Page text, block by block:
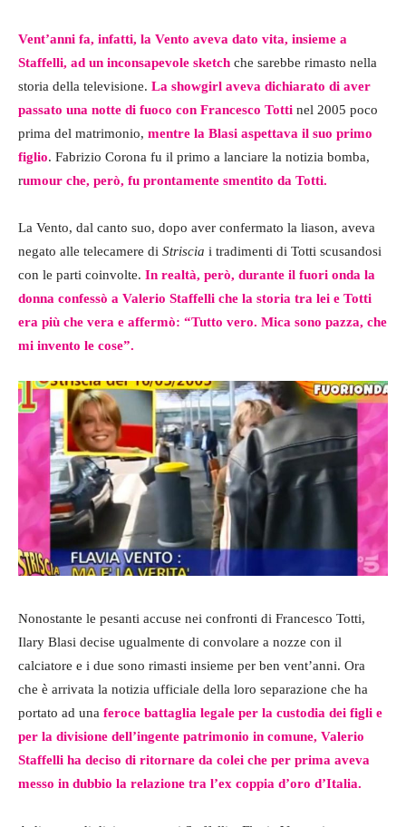
Vent’anni fa, infatti, la Vento aveva dato vita, insieme a
Staffelli, ad un inconsapevole sketch che sarebbe rimasto nella
storia della televisione. La showgirl aveva dichiarato di aver
passato una notte di fuoco con Francesco Totti nel 2005 poco
prima del matrimonio, mentre la Blasi aspettava il suo primo
figlio. Fabrizio Corona fu il primo a lanciare la notizia bomba,
rumour che, però, fu prontamente smentito da Totti.
La Vento, dal canto suo, dopo aver confermato la liason, aveva
negato alle telecamere di Striscia i tradimenti di Totti scusandosi
con le parti coinvolte. In realtà, però, durante il fuori onda la
donna confessò a Valerio Staffelli che la storia tra lei e Totti
era più che vera e affermò: “Tutto vero. Mica sono pazza, che
mi invento le cose”.
Nonostante le pesanti accuse nei confronti di Francesco Totti,
Ilary Blasi decise ugualmente di convolare a nozze con il
calciatore e i due sono rimasti insieme per ben vent’anni. Ora
che è arrivata la notizia ufficiale della loro separazione che ha
portato ad una feroce battaglia legale per la custodia dei figli e
per la divisione dell’ingente patrimonio in comune, Valerio
Staffelli ha deciso di ritornare da colei che per prima aveva
messo in dubbio la relazione tra l’ex coppia d’oro d’Italia.